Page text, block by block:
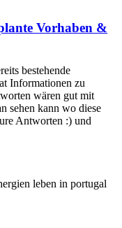
Vorhaben &
bestehende
Informationen zu
wären gut mit
sehen kann wo diese
Antworten :) und
leben in portugal